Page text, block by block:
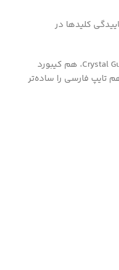
کلیدها در
با انتخاب روکش کیبورد Crystal Guard MB، هم کیبورد
تایپ فارسی را ساده‌تر